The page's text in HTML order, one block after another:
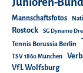
Mannschaftsfotos
Rostock SG Dynamo
Tennis Borussia Berlin
TSV 1860 München
VfL Wolfsburg